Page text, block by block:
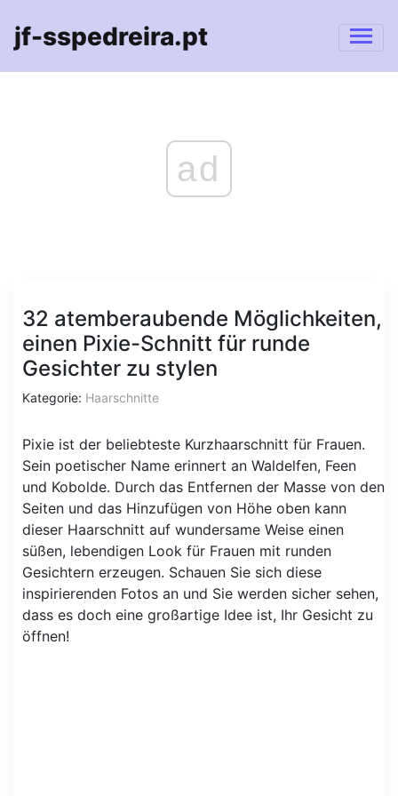
jf-sspedreira.pt
ad
32 atemberaubende Möglichkeiten,
einen Pixie-Schnitt für runde
Gesichter zu stylen
Kategorie: Haarschnitte
Pixie ist der beliebteste Kurzhaarschnitt für Frauen.
Sein poetischer Name erinnert an Waldelfen, Feen
und Kobolde. Durch das Entfernen der Masse von den
Seiten und das Hinzufügen von Höhe oben kann
dieser Haarschnitt auf wundersame Weise einen
süßen, lebendigen Look für Frauen mit runden
Gesichtern erzeugen. Schauen Sie sich diese
inspirierenden Fotos an und Sie werden sicher sehen,
dass es doch eine großartige Idee ist, Ihr Gesicht zu
öffnen!